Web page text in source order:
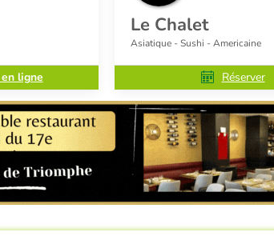
ligne
Le Chalet
Asiatique - Sushi - Americaine
Réserver